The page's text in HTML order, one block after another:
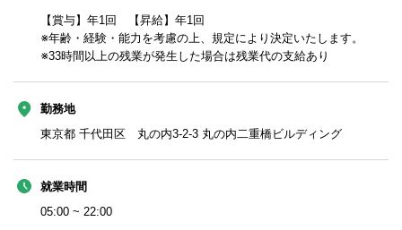
【賞与】年1回 【昇給】年1回
※年齢・経験・能力を考慮の上、規定により決定いたします。
※33時間以上の残業が発生した場合は残業代の支給あり
勤務地
東京都 千代田区 丸の内3-2-3 丸の内二重橋ビルディング
就業時間
05:00 ~ 22:00